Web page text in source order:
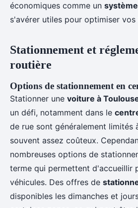
économiques comme un
s'avérer utiles pour optimiser vos
Stationnement et
routière
Options de stationnement en
Stationner une voiture à
un défi, notamment dans le
de rue sont généralement limités
souvent assez coûteux.
nombreuses options de
terme qui permettent d'accueillir
véhicules. Des offres de
disponibles les dimanches et